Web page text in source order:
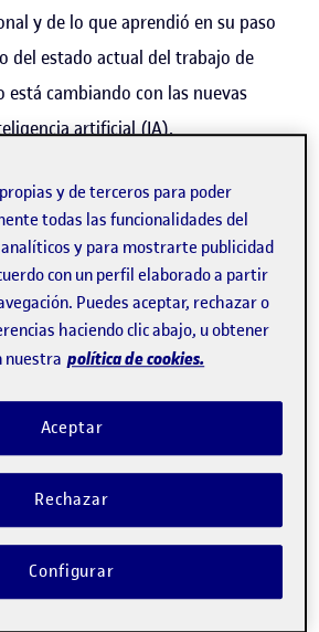
y de lo que aprendió en su paso
del estado actual del trabajo de
cambiando con las nuevas
artificial (IA).
por estudiar traducción?
la literatura como una manera
nuevos y conocer culturas
la traducción es la mejor
a estos mundos y culturas.
el hecho de haber crecido en una
la traducción ha sido una
por las lenguas minoritarias.
propias y de terceros para poder
todas las funcionalidades del
y para mostrarte publicidad
con un perfil elaborado a partir
Puedes aceptar, rechazar o
haciendo clic abajo, u obtener
nuestra política de cookies.
Rechazar
Aceptar
Configurar